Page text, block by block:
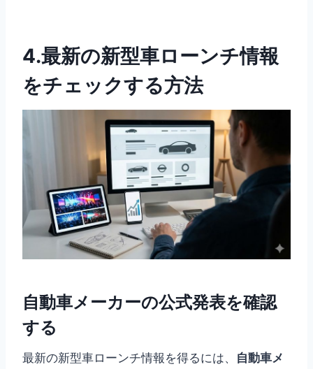
4.最新の新型車ローンチ情報
をチェックする方法
自動車メーカーの公式発表を確認
する
最新の新型車ローンチ情報を得るには、 自動車メ